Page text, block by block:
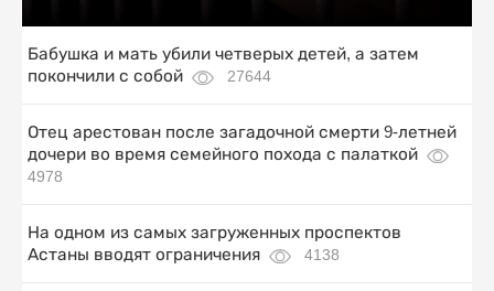
Бабушка и мать убили четверых детей, а затем
покончили с собой
27644
Отец арестован после загадочной смерти 9-летней
дочери во время семейного похода с палаткой
4978
На одном из самых загруженных проспектов
Астаны вводят ограничения
4138